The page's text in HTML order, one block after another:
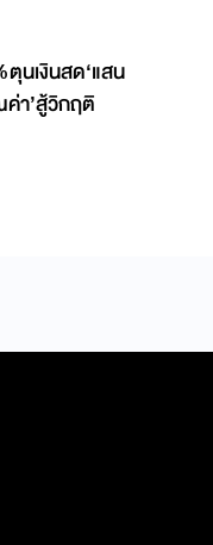
นเงินสด‘แสน
า’สู้วิกฤติ